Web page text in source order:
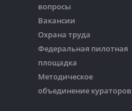
вопросы
Вакансии
Охрана труда
Федеральная пилотная
площадка
Методическое
объединение кураторов